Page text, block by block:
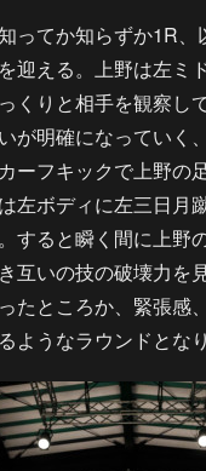
ってか知らずか1R、
迎える。上野は左ミ
くりと相手を観察し
が明確になっていく
ーフキックで上野の
左ボディに左三日月
すると瞬く間に上野
互いの技の破壊力を
たところか、緊張感
ようなラウンドとな